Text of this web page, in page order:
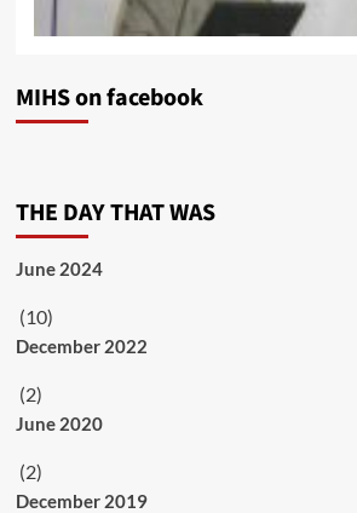
MIHS on facebook
THE DAY THAT WAS
June 2024
(10)
December 2022
(2)
June 2020
(2)
December 2019